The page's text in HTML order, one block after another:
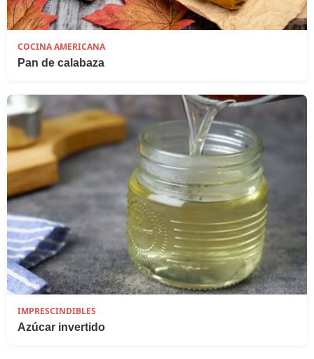
COCINA AMERICANA
Pan de calabaza
IMPRESCINDIBLES
Azúcar invertido